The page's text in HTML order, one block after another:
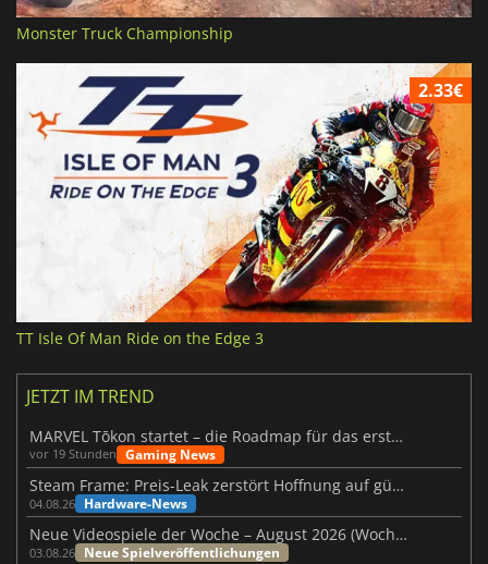
Monster Truck Championship
2.33€
TT Isle Of Man Ride on the Edge 3
JETZT IM TREND
MARVEL Tōkon startet – die Roadmap für das erste Jahr wurde vorgestellt
vor 19 Stunden Gaming News
Steam Frame: Preis-Leak zerstört Hoffnung auf günstiges VR-Headset
04.08.26 Hardware-News
Neue Videospiele der Woche – August 2026 (Woche 32)
03.08.26 Neue Spielveröffentlichungen